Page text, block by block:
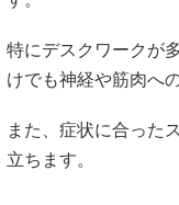
特にデスクワークが
けでも神経や筋肉へ
また、症状に合った
立ちます。